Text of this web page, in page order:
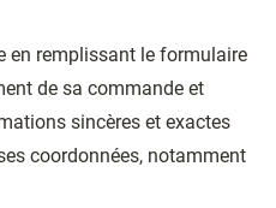
en remplissant le formulaire
de sa commande et
sincères et exactes
coordonnées, notamment